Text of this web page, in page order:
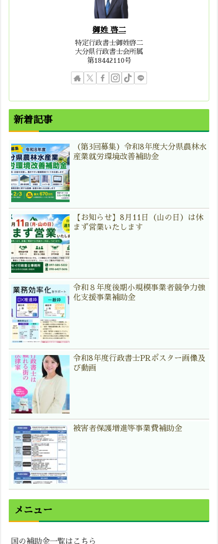
御姓 啓二
特定行政書士御姓啓二
大分県行政書士会所属
第18442110号
新着記事
（第3回募集）令和8年度大分県農林水
産業就労環境改善補助金
【お知らせ】8月11日（山の日）は休
まず営業いたします
令和８年度後期小規模事業者競争力強
化支援事業補助金
令和8年度行政書士PRポスター画像及
び動画
被害者保護増進等事業費補助金
メニュー
国の補助金一覧はこちら